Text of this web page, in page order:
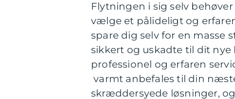
Flytningen i sig selv
vælge et pålideligt og
spare dig selv for en masse
sikkert og uskadte til dit
professionel og erfaren
varmt anbefales til din
skræddersyede løsninger,